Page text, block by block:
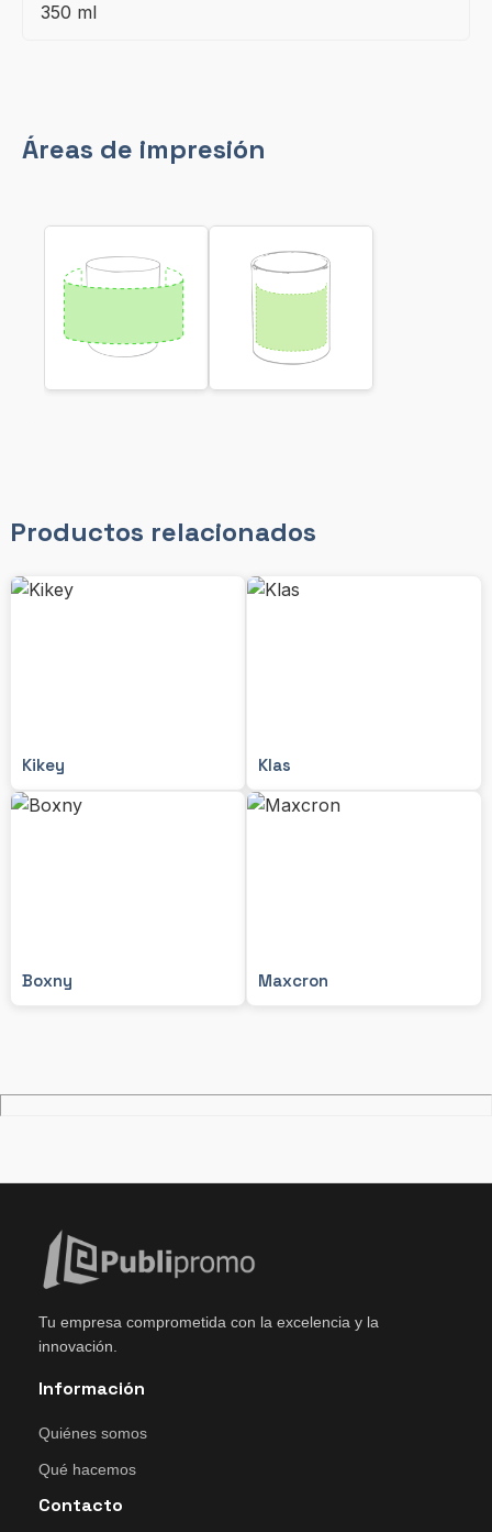
350 ml
Áreas de impresión
Productos relacionados
Kikey Klas
Boxny Maxcron
Tu empresa comprometida con la excelencia y la
innovación.
Información
Quiénes somos
Qué hacemos
Contacto